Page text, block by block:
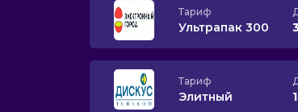
Тариф
Ультрапак 300
Тариф
Элитный